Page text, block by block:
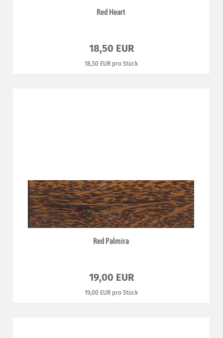
Red Heart
18,50 EUR
18,50 EUR pro Stück
Red Palmira
19,00 EUR
19,00 EUR pro Stück